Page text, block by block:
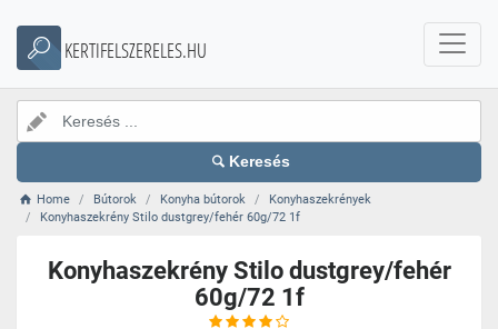
KERTIFELSZERELES.HU
Keresés
Home Bútorok Konyha bútorok
Konyhaszekrények
Konyhaszekrény Stilo dustgrey/fehér 60g/72 1f
Konyhaszekrény Stilo dustgrey/fehér
60g/72 1f